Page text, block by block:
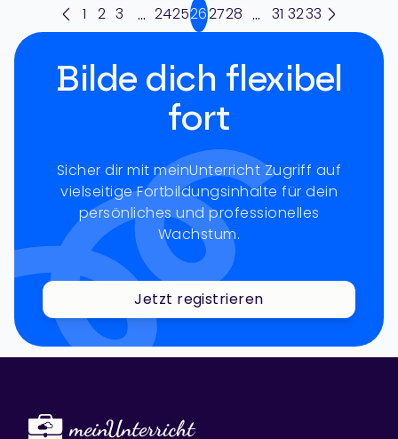
1 2 3 ... 2425262728 ... 31 3233
Bilde dich flexibel
fort
Sicher dir mit meinUnterricht Zugriff auf
vielseitige Fortbildungsinhalte für dein
persönliches und professionelles
Wachstum.
Jetzt registrieren